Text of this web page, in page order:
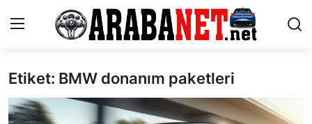
Giriş yapmak Kayıt olmak
Anasayfa
Etiket: BMW donanım paketleri